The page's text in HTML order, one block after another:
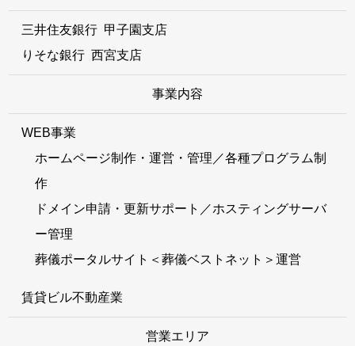
三井住友銀行 甲子園支店
りそな銀行 西宮支店
事業内容
WEB事業
ホームページ制作・運営・管理／各種プログラム制
作
ドメイン申請・更新サポート／ホスティングサーバ
ー管理
葬儀ポータルサイト＜葬儀ベストネット＞運営
賃貸ビル不動産業
営業エリア